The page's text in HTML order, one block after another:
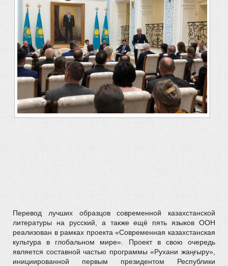
Перевод лучших образцов современной казахстанской
литературы на русский, а также ещё пять языков ООН
реализован в рамках проекта «Современная казахстанская
культура в глобальном мире». Проект в свою очередь
является составной частью программы «Рухани жаңғыру»,
инициированной первым президентом Республики